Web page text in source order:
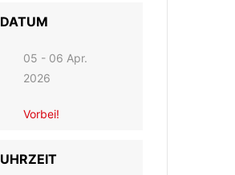
DATUM
05 - 06 Apr.
2026
Vorbei!
UHRZEIT